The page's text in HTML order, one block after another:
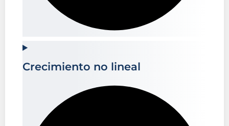
Crecimiento no lineal